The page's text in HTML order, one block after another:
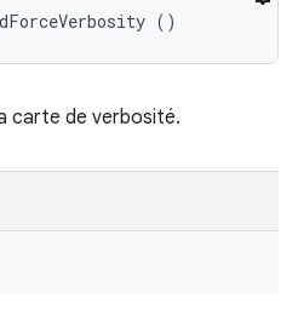
()
carte de verbosité.